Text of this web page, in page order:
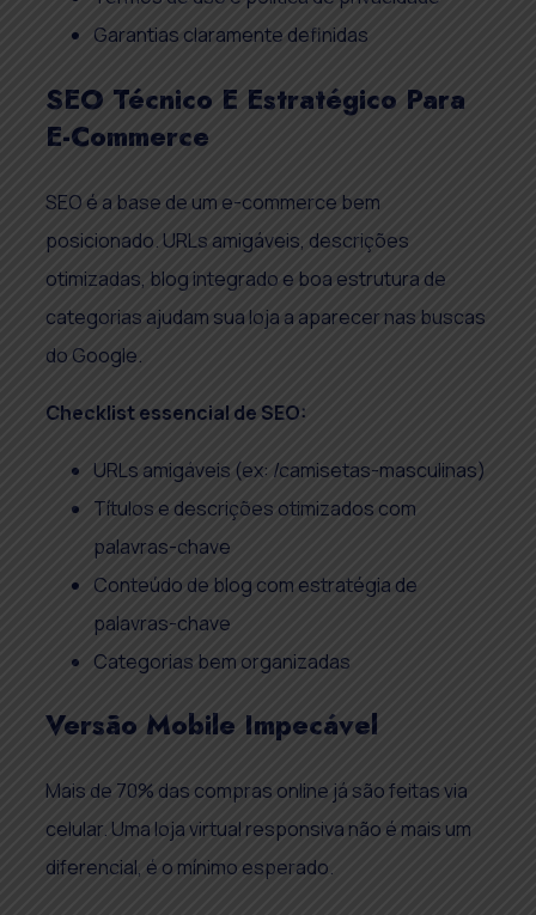
Garantias claramente definidas
SEO Técnico E Estratégico Para
E-Commerce
SEO é a base de um e-commerce bem
posicionado. URLs amigáveis, descrições
otimizadas, blog integrado e boa estrutura de
categorias ajudam sua loja a aparecer nas buscas
do Google.
Checklist essencial de SEO:
URLs amigáveis (ex: /camisetas-masculinas)
Títulos e descrições otimizados com
palavras-chave
Conteúdo de blog com estratégia de
palavras-chave
Categorias bem organizadas
Versão Mobile Impecável
Mais de 70% das compras online já são feitas via
celular. Uma loja virtual responsiva não é mais um
diferencial, é o mínimo esperado.